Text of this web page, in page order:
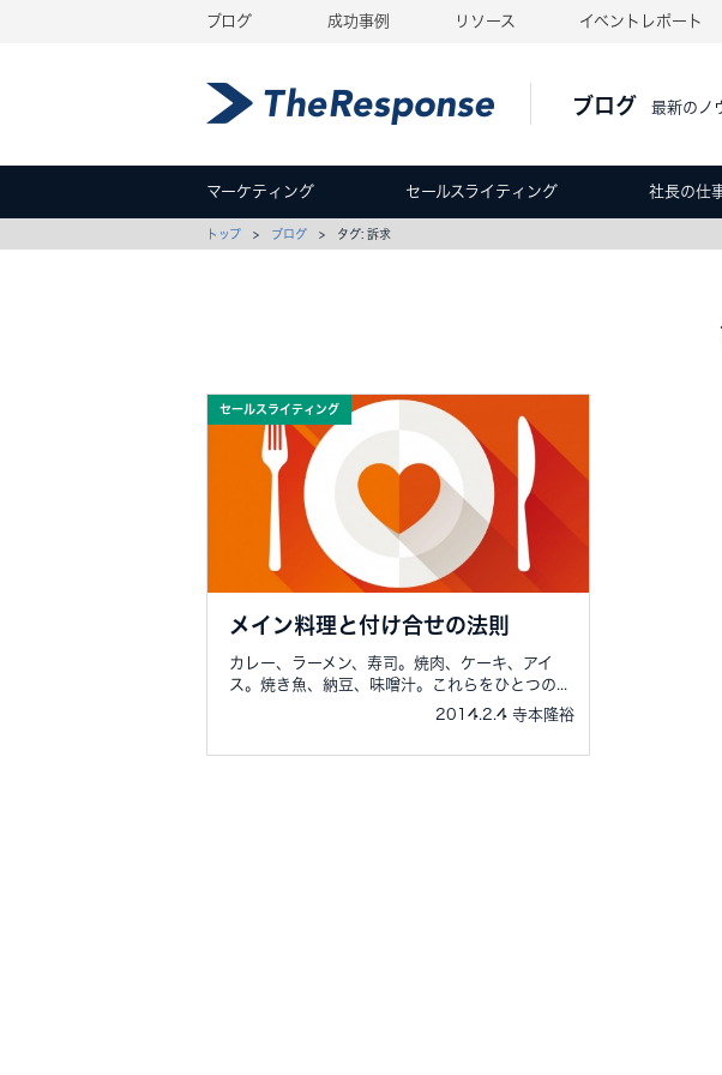
ブログ 成功事例 リソース イベントレポート
ブログ 最新のノ
マーケティング セールスライティング 社長の仕
トップ > ブログ > タグ: 訴求
セールスライティング
メイン料理と付け合せの法則
カレー、ラーメン、寿司。焼肉、ケーキ、アイ
ス。焼き魚、納豆、味噌汁。これらをひとつの...
2014.2.4 寺本隆裕